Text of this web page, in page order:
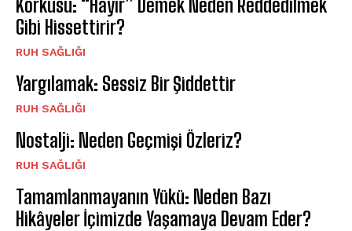
Korkusu: “Hayır” Demek Neden Reddedilmek
Gibi Hissettirir?
⁠RUH SAĞLIĞI
Yargılamak: Sessiz Bir Şiddettir
⁠RUH SAĞLIĞI
Nostalji: Neden Geçmişi Özleriz?
⁠RUH SAĞLIĞI
Tamamlanmayanın Yükü: Neden Bazı
Hikâyeler İçimizde Yaşamaya Devam Eder?